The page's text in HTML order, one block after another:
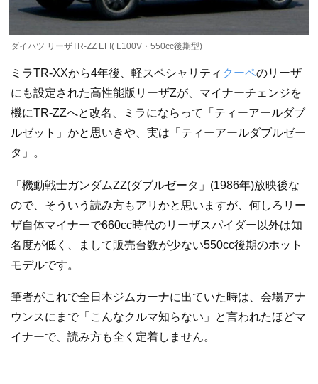
ダイハツ リーザTR-ZZ EFI( L100V・550cc後期型)
ミラTR-XXから4年後、軽スペシャリティ クーペのリーザ
にも設定された高性能版リーザZが、マイナーチェンジを
機にTR-ZZへと改名、ミラにならって「ティーアールダブ
ルゼット」かと思いきや、実は「ティーアールダブルゼー
タ」。
「機動戦士ガンダムZZ(ダブルゼータ」(1986年)放映後な
ので、そういう読み方もアリかと思いますが、何しろリー
ザ自体マイナーで660cc時代のリーザスパイダー以外は知
名度が低く、まして販売台数が少ない550cc後期のホット
モデルです。
筆者がこれで全日本ジムカーナに出ていた時は、会場アナ
ウンスにまで「こんなクルマ知らない」と言われたほどマ
イナーで、読み方も全く定着しません。